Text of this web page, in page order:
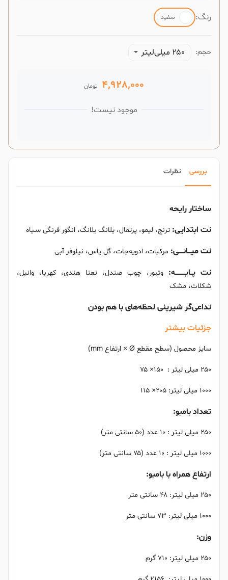
رنگ: سفید
حجم: ۲۵۰ میلی‌لیتر
4,928,000 تومان
موجود نیست!
بررسی نظرات
ساختار رایحه
نت ابتدایی: ترنج، لیمو، پرتقال، یلانگ یلانگ، انگور فرنگی سـیاه
نت میـــانــــی: مرکبات، ادویه‌جات، گل یاس، نیلوفر آبی
نت پــایــــــــــه: وتیور، چوب‌ صندل، نعنا هندی، کهربا، وانیل،
شکلات، مشک
تداعی‌گر شیرینی لحظه‌های با هم بودن
جزئیات بیشتر
سایز محصول (سطح مقطع Ø × ارتفاع mm)
۲۵۰ میلی لیتر : ۱۵۰× ۷۵
۱۰۰۰ میلی لیتر: ۲۰۵× ۱۱۵
تعداد بامبو:
۲۵۰ میلی لیتر : ۱۰ عدد (۵۰ سانتی متر)
۱۰۰۰ میلی لیتر : ۱۰ عدد (۷۵ سانتی متر)
ارتفاع همراه با بامبو:
۲۵۰ میلی لیتر: ۴۸ سانتی متر
۱۰۰۰ میلی لیتر: ۷۳ سانتی متر
وزن:
۲۵۰ میلی لیتر: ۷۱۰ گرم